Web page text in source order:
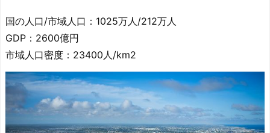
国の人口/市域人口：1025万人/212万人
GDP：2600億円
市域人口密度：23400人/km2